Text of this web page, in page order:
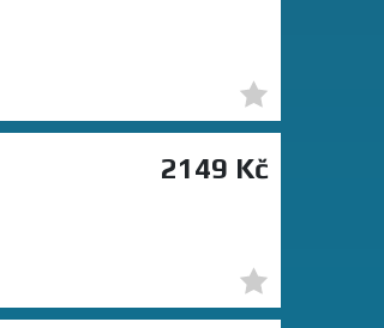
2149 Kč